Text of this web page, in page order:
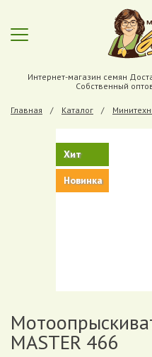
Интернет-магазин семян
Собственный
Главная Каталог
Хит
Новинка
MASTER 466